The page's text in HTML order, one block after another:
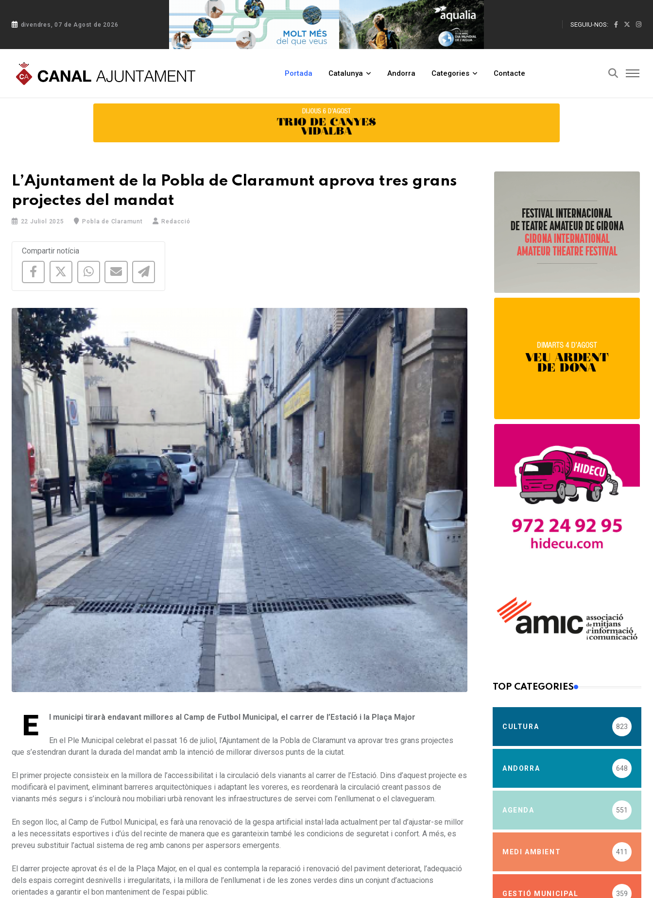
divendres, 07 de Agost de 2026 SEGUIU-NOS:
Portada Catalunya Andorra Categories Contacte
Portada Blog L’Ajuntament de la Pobla de Claramunt aprova tres grans projectes del mandat
L’Ajuntament de la Pobla de Claramunt aprova tres grans
projectes del mandat
22 Juliol 2025 Pobla de Claramunt Redacció
Compartir notícia
E l municipi tirarà endavant millores al Camp de Futbol Municipal, el carrer de l’Estació i la Plaça Major
En el Ple Municipal celebrat el passat 16 de juliol, l’Ajuntament de la Pobla de Claramunt va aprovar tres grans projectes
que s’estendran durant la durada del mandat amb la intenció de millorar diversos punts de la ciutat.
El primer projecte consisteix en la millora de l’accessibilitat i la circulació dels vianants al carrer de l’Estació. Dins d’aquest projecte es
modificarà el paviment, eliminant barreres arquitectòniques i adaptant les voreres, es reordenarà la circulació creant passos de
vianants més segurs i s’inclourà nou mobiliari urbà renovant les infraestructures de servei com l’enllumenat o el clavegueram.
En segon lloc, al Camp de Futbol Municipal, es farà una renovació de la gespa artificial instal·lada actualment per tal d’ajustar-se millor
a les necessitats esportives i d’ús del recinte de manera que es garanteixin també les condicions de seguretat i confort. A més, es
preveu substituir l’actual sistema de reg amb canons per aspersors emergents.
El darrer projecte aprovat és el de la Plaça Major, en el qual es contempla la reparació i renovació del paviment deteriorat, l’adequació
dels espais corregint desnivells i irregularitats, i la millora de l’enllumenat i de les zones verdes dins un conjunt d’actuacions
orientades a garantir el bon manteniment de l’espai públic.
TOP CATEGORIES
CULTURA 823
ANDORRA 648
AGENDA 551
MEDI AMBIENT 411
GESTIÓ MUNICIPAL 359